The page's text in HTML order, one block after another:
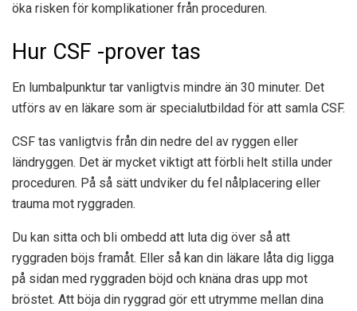
öka risken för komplikationer från proceduren.
Hur CSF -prover tas
En lumbalpunktur tar vanligtvis mindre än 30 minuter. Det
utförs av en läkare som är specialutbildad för att samla CSF.
CSF tas vanligtvis från din nedre del av ryggen eller
ländryggen. Det är mycket viktigt att förbli helt stilla under
proceduren. På så sätt undviker du fel nålplacering eller
trauma mot ryggraden.
Du kan sitta och bli ombedd att luta dig över så att
ryggraden böjs framåt. Eller så kan din läkare låta dig ligga
på sidan med ryggraden böjd och knäna dras upp mot
bröstet. Att böja din ryggrad gör ett utrymme mellan dina